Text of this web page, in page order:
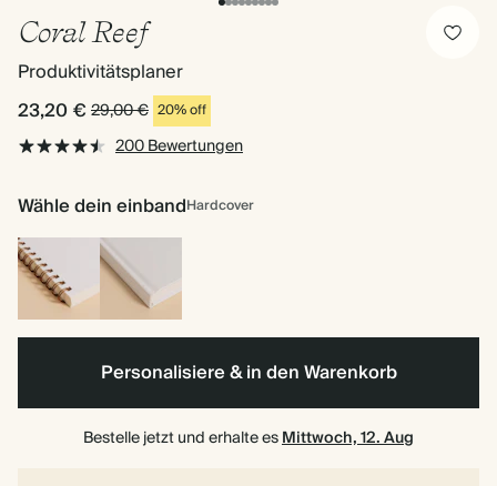
Coral Reef
Produktivitätsplaner
23,20 € 29,00 € 20% off
200 Bewertungen
Wähle dein einbandHardcover
SpiralgebundenHardcover
Personalisiere & in den Warenkorb
Bestelle jetzt und erhalte esMittwoch, 12. Aug